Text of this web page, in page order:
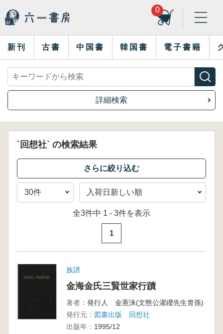
0
新刊 古書 中国書 韓国書 電子書籍
詳細検索
`回想社` の検索結果
全3件中 1 - 3件を表示
1
族譜
金海金氏三賢世家行蹟
著者： 発行人 金憲洙(文愍公濯纓先生胄孫)
発行元： 図書出版 回想社
出版年： 1995/12